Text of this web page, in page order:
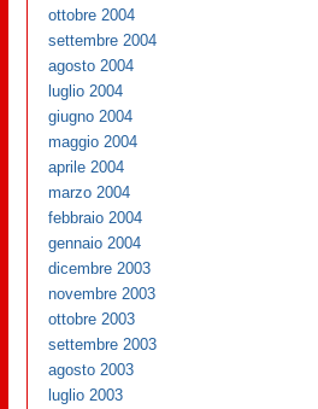
ottobre 2004
settembre 2004
agosto 2004
luglio 2004
giugno 2004
maggio 2004
aprile 2004
marzo 2004
febbraio 2004
gennaio 2004
dicembre 2003
novembre 2003
ottobre 2003
settembre 2003
agosto 2003
luglio 2003